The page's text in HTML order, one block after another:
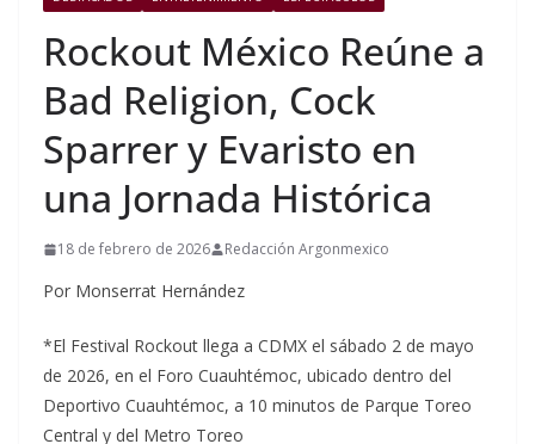
Rockout México Reúne a
Bad Religion, Cock
Sparrer y Evaristo en
una Jornada Histórica
18 de febrero de 2026 Redacción Argonmexico
Por Monserrat Hernández
*El Festival Rockout llega a CDMX el sábado 2 de mayo
de 2026, en el Foro Cuauhtémoc, ubicado dentro del
Deportivo Cuauhtémoc, a 10 minutos de Parque Toreo
Central y del Metro Toreo